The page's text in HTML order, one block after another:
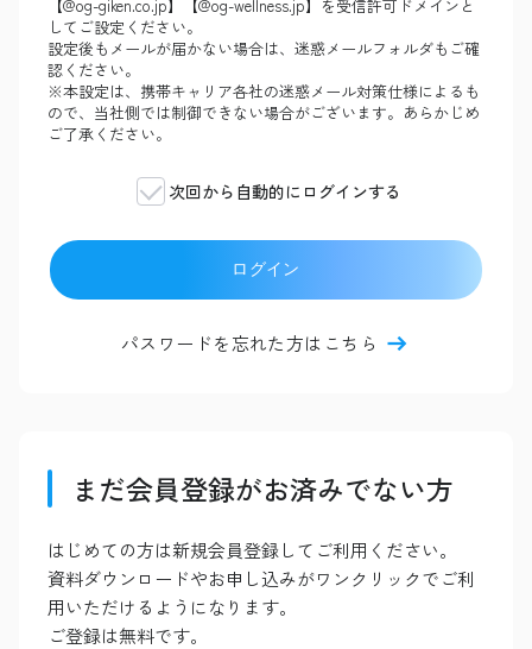
【@og-giken.co.jp】【@og-wellness.jp】を受信許可ドメインと
してご設定ください。
設定後もメールが届かない場合は、迷惑メールフォルダもご確
認ください。
※本設定は、携帯キャリア各社の迷惑メール対策仕様によるも
ので、当社側では制御できない場合がございます。あらかじめ
ご了承ください。
次回から自動的にログインする
ログイン
パスワードを忘れた方はこちら
まだ会員登録がお済みでない方
はじめての方は新規会員登録してご利用ください。
資料ダウンロードやお申し込みがワンクリックでご利
用いただけるようになります。
ご登録は無料です。